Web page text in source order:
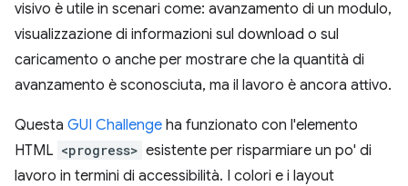
visivo è utile in scenari come: avanzamento di un modulo,
visualizzazione di informazioni sul download o sul
caricamento o anche per mostrare che la quantità di
avanzamento è sconosciuta, ma il lavoro è ancora attivo.
Questa GUI Challenge ha funzionato con l'elemento
HTML <progress> esistente per risparmiare un po' di
lavoro in termini di accessibilità. I colori e i layout